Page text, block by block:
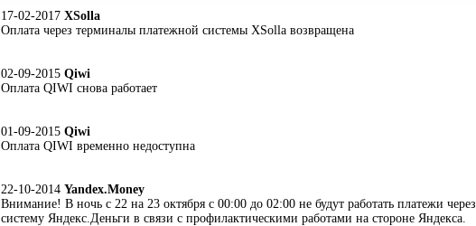
17-02-2017 XSolla
Оплата через терминалы платежной системы XSolla возвращена
02-09-2015 Qiwi
Оплата QIWI снова работает
01-09-2015 Qiwi
Оплата QIWI временно недоступна
22-10-2014 Yandex.Money
Внимание! В ночь с 22 на 23 октября с 00:00 до 02:00 не будут работать платежи через
систему Яндекс.Деньги в связи с профилактическими работами на стороне Яндекса.